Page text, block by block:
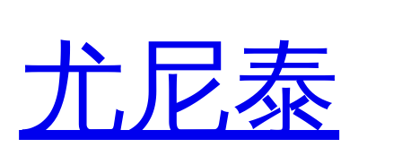
尤尼泰